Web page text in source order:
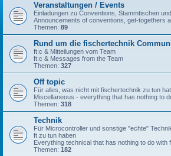
Veranstaltungen / Events
Einladungen zu Conventions, Stammtischen
Announcements of conventions, get-togethers
Themen: 89
Rund um die fischertechnik
ft:c & Mitteilungen vom Team
ft:c & Messages from the Team
Themen: 327
Off topic
Für alles, was nicht mit fischertechnik zu tun hat.
Miscellaneous - everything that has nothing to
Themen: 318
Technik
Für Microcontroller und sonstige "echte"
ft zu tun haben
Everything technical that has nothing to do with
Themen: 182